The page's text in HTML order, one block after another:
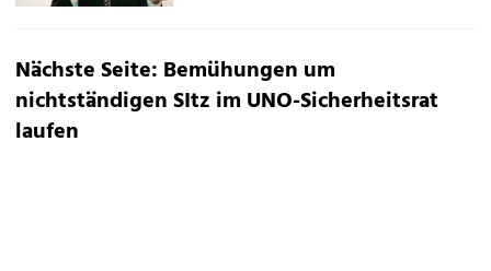
Nächste Seite: Bemühungen um
nichtständigen SItz im UNO-Sicherheitsrat
laufen